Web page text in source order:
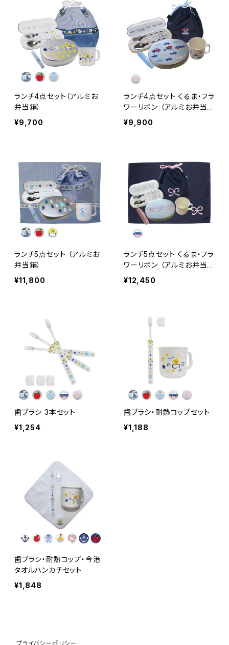
ランチ4点セット（アルミお
弁当箱）
¥9,700
ランチ4点セット くるま・フラ
ワーリボン （アルミお弁当
箱）
¥9,900
ランチ5点セット （アルミお
弁当箱）
¥11,800
ランチ5点セット くるま・フラ
ワーリボン （アルミお弁当
箱）
¥12,450
歯ブラシ 3本セット
¥1,254
歯ブラシ・耐熱コップセット
¥1,188
歯ブラシ・耐熱コップ・今治
タオルハンカチセット
¥1,848
プライバシーポリシー